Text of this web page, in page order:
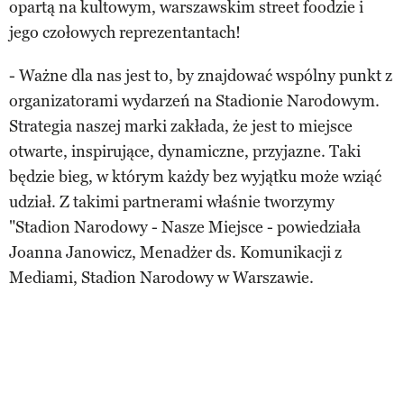
opartą na kultowym, warszawskim street foodzie i
jego czołowych reprezentantach!
- Ważne dla nas jest to, by znajdować wspólny punkt z
organizatorami wydarzeń na Stadionie Narodowym.
Strategia naszej marki zakłada, że jest to miejsce
otwarte, inspirujące, dynamiczne, przyjazne. Taki
będzie bieg, w którym każdy bez wyjątku może wziąć
udział. Z takimi partnerami właśnie tworzymy
"Stadion Narodowy - Nasze Miejsce - powiedziała
Joanna Janowicz, Menadżer ds. Komunikacji z
Mediami, Stadion Narodowy w Warszawie.